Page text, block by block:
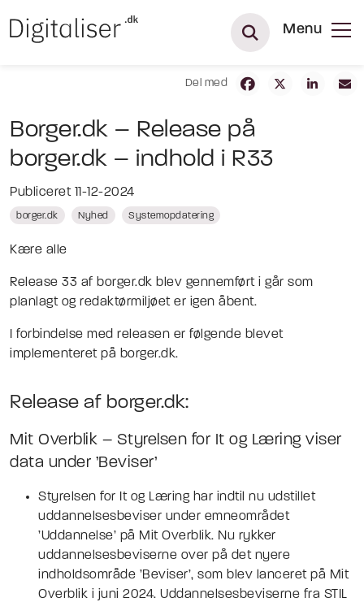
Menu
Del med
Borger.dk – Release på
borger.dk – indhold i R33
Publiceret 11-12-2024
borger.dk Nyhed Systemopdatering
Kære alle
Release 33 af borger.dk blev gennemført i går som
planlagt og redaktørmiljøet er igen åbent.
I forbindelse med releasen er følgende blevet
implementeret på borger.dk.
Release af borger.dk:
Mit Overblik – Styrelsen for It og Læring viser
data under ’Beviser’
Styrelsen for It og Læring har indtil nu udstillet
uddannelsesbeviser under emneområdet
’Uddannelse’ på Mit Overblik. Nu rykker
uddannelsesbeviserne over på det nyere
indholdsområde ’Beviser’, som blev lanceret på Mit
Overblik i juni 2024. Uddannelsesbeviserne fra STIL